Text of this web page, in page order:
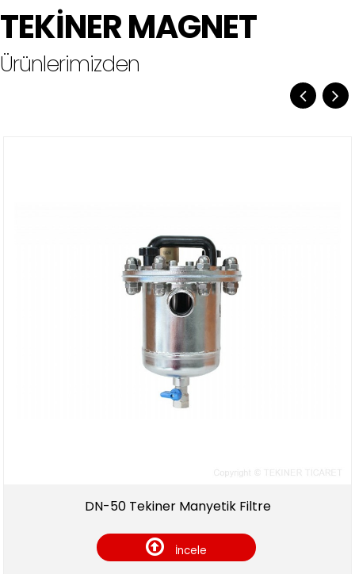
TEKİNER MAGNET
Ürünlerimizden
DN-50 Tekiner Manyetik Filtre
İncele